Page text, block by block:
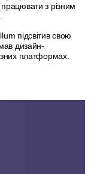
з різним
підсвітив свою
дизайн-
платформах.